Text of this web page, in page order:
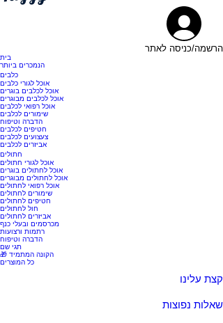
הרשמה/כניסה לאתר
בית
הנמכרים ביותר
כלבים
אוכל לגורי כלבים
אוכל לכלבים בוגרים
אוכל לכלבים מבוגרים
אוכל רפואי לכלבים
שימורים לכלבים
הדברה וטיפוח
חטיפים לכלבים
צעצועים לכלבים
אביזרים לכלבים
חתולים
אוכל לגורי חתולים
אוכל לחתולים בוגרים
אוכל לחתולים מבוגרים
אוכל רפואי לחתולים
שימורים לחתולים
חטיפים לחתולים
חול לחתולים
אביזרים לחתולים
מכרסמים ובעלי כנף
רתמות ורצועות
הדברה וטיפוח
תגי שם
🎁 הקונה המתמיד
כל המוצרים
קצת עלינו
שאלות נפוצות